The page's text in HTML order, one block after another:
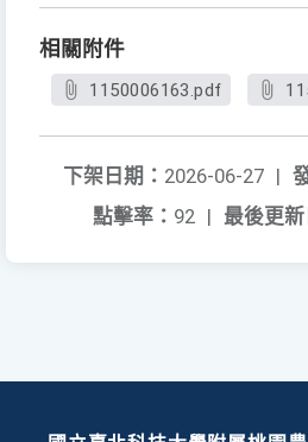
相關附件
1150006163.pdf
下架日期： 2026-06-27 |
最後更新
點擊率： 92 |